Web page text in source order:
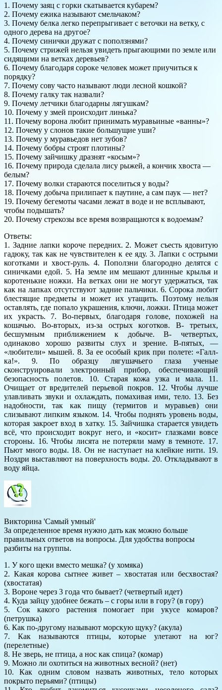
1. Почему заяц с горки скатывается кубарем?
2. Почему ежика называют смельчаком?
3. Почему белка легко перепрыгивает с веточки на ветку, с
одного дерева на другое?
4. Почему синички дружат с поползнями?
5. Почему стрижей нельзя увидеть прыгающими по земле или
сидящими на ветках деревьев?
6. Почему благодаря сороке человек может приучиться к
порядку?
7. Почему сову часто называют люди лесной кошкой?
8. Почему галку так назвали?
9. Почему летчики благодарны лягушкам?
10. Почему у змей происходит линька?
11. Почему ворона любит принимать муравьиные «ванны»?
12. Почему у слонов такие большущие уши?
13. Почему у муравьедов нет зубов?
14. Почему бобры строят плотины?
15. Почему зайчишку дразнят «косым»?
16. Почему природа сделала лису рыжей, а кончик хвоста —
белым?
17. Почему волки стараются поселиться у воды?
18. Почему добыча прилипает к паутине, а сам паук — нет?
19. Почему бегемоты часами лежат в воде и не всплывают,
чтобы подышать?
20. Почему стрекозы все время возвращаются к водоемам?
Ответы:
1. Задние лапки короче передних. 2. Может съесть ядовитую
гадюку, так как не чувствителен к ее яду. 3. Лапки с острыми
коготками и хвост-руль. 4. Поползни благородно делятся с
синичками едой. 5. На земле им мешают длинные крылья и
коротенькие ножки. На ветках они не могут удержаться, так
как на лапках отсутствуют задние пальчики. 6. Сорока любит
блестящие предметы и может их утащить. Поэтому нельзя
оставлять, где попало украшения, ключи, ложки. Птица может
их украсть. 7. Во-первых, благодаря голове, похожей на
кошачью. Во-вторых, из-за острых коготков. В- третьих,
бесшумным приближением к добыче. В- четвертых,
одинаково хорошо развиты слух и зрение. В-пятых, —
«любители» мышей. 8. За ее особый крик при полете: «Галл-
ка!». 9. По образцу лягушачьего глаза ученые
сконструировали электронный прибор, обеспечивающий
безопасность полетов. 10. Старая кожа узка и мала. 11.
Очищает от вредителей перьевой покров. 12. Чтобы лучше
улавливать звуки и охлаждать, помахивая ими, тело. 13. Без
надобности, так как пищу (термитов и муравьев) они
слизывают липким языком. 14. Чтобы поднять уровень воды,
которая закроет вход в хатку. 15. Зайчишка старается увидеть
всё, что происходит вокруг него, и «косит» глазками вовсе
стороны. 16. Чтобы лисята не потеряли маму в темноте. 17.
Пьют много воды. 18. Он не наступает на клейкие нити. 19.
Ноздри выставляют на поверхность воды. 20. Откладывают в
воду яйца.
Викторина 'Самый умный'
За определенное время нужно дать как можно больше
правильных ответов на вопросы. Для удобства вопросы
разбиты на группы.
1. У кого щеки вместо мешка? (у хомяка)
2. Какая корова сытнее живет – хвостатая или бесхвостая?
(хвостатая)
3. Вороне через 3 года что бывает? (четвертый идет)
4. Куда зайцу удобнее бежать – с горы или в гору? (в гору)
5. Сок какого растения помогает при укусе комаров?
(петрушка)
6. Как по-другому называют морскую щуку? (акула)
7. Как называются птицы, которые улетают на юг?
(перелетные)
8. Не зверь, не птица, а нос как спица? (комар)
9. Можно ли охотиться на животных весной? (нет)
10. Как одним словом назвать животных, тело которых
покрыто перьями? (птицы)